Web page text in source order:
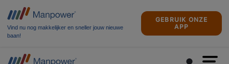
Vind nu nog makkelijker en sneller jouw nieuwe
baan!
GEBRUIK ONZE
APP